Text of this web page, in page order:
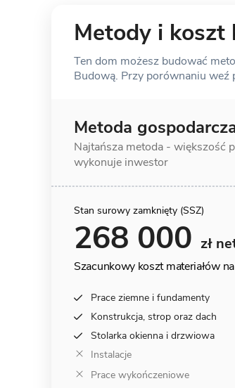
Metody i koszt
Ten dom możesz budować
Budową. Przy porównaniu weź
Metoda
Najtańsza metoda - większość
wykonuje inwestor
Stan surowy zamknięty (SSZ)
268 000 zł
Szacunkowy koszt materiałów na
Prace ziemne i fundamenty
Konstrukcja, strop oraz dach
Stolarka okienna i drzwiowa
Instalacje
Prace wykończeniowe